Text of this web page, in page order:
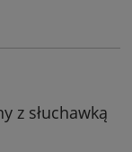
z słuchawką